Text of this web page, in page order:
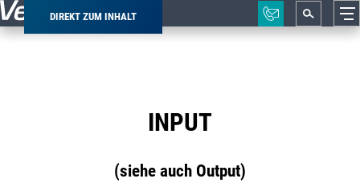
DIREKT ZUM INHALT
Pfadnavigation
INPUT
(siehe auch Output)